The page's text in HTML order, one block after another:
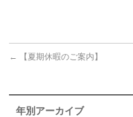
← 【夏期休暇のご案内】
年別アーカイブ